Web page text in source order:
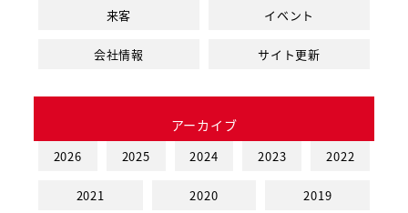
来客 イベント
会社情報 サイト更新
アーカイブ
2026 2025 2024 2023 2022
2021 2020 2019